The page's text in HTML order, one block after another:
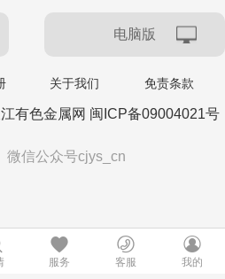
电脑版
关于我们 免责条款
有色金属网 闽ICP备09004021号
微信公众号cjys_cn
服务 客服 我的